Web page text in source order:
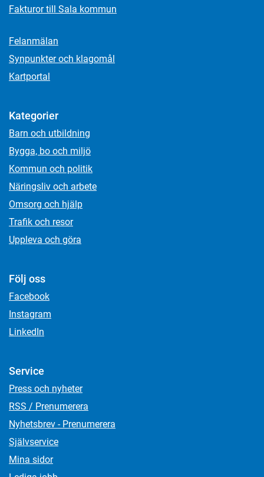
Fakturor till Sala kommun
Felanmälan
Synpunkter och klagomål
Kartportal
Kategorier
Barn och utbildning
Bygga, bo och miljö
Kommun och politik
Näringsliv och arbete
Omsorg och hjälp
Trafik och resor
Uppleva och göra
Följ oss
Facebook
Instagram
LinkedIn
Service
Press och nyheter
RSS / Prenumerera
Nyhetsbrev - Prenumerera
Självservice
Mina sidor